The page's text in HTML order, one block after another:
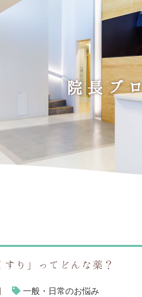
院長ブ
すり」ってどんな薬？
一般・日常のお悩み